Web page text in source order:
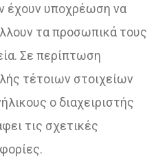
έχουν υποχρέωση να
τα προσωπικά τους
Σε περίπτωση
τέτοιων στοιχείων
ο διαχειριστής
τις σχετικές